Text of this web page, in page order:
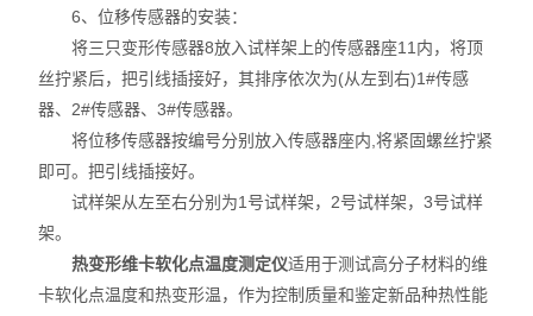
电子产品类仪器
橡塑胶类仪器
线缆/线材类仪器
纸/纸板/纸箱类仪器
筛分机
其它类仪器
6、位移传感器的安装：
将三只变形传感器8放入试样架上的传感器座11内，将顶
丝拧紧后，把引线插接好，其排序依次为(从左到右)1#传感
器、2#传感器、3#传感器。
将位移传感器按编号分别放入传感器座内,将紧固螺丝拧紧
即可。把引线插接好。
试样架从左至右分别为1号试样架，2号试样架，3号试样
架。
热变形维卡软化点温度测定仪适用于测试高分子材料的维
卡软化点温度和热变形温，作为控制质量和鉴定新品种热性能